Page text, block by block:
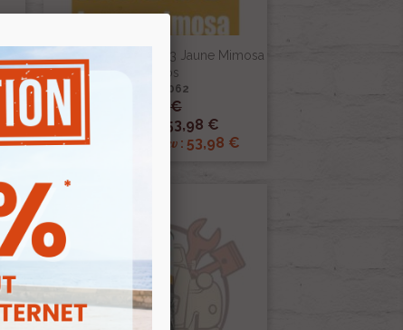
Kit Peinture 2cv Ac333 Jaune Mimosa
1.3 Kilos
Ref :001062
63,50 €
53,98 €
Prix club Renov 2cv : 53,98 €
Aperçu rapide